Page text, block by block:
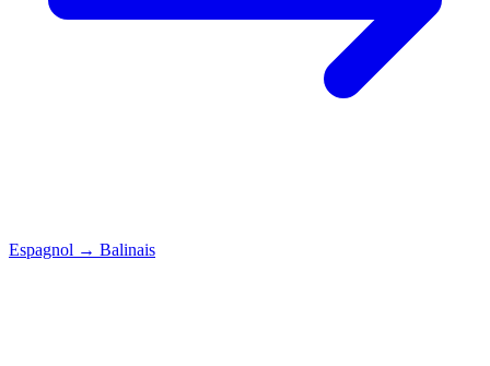
Espagnol → Balinais